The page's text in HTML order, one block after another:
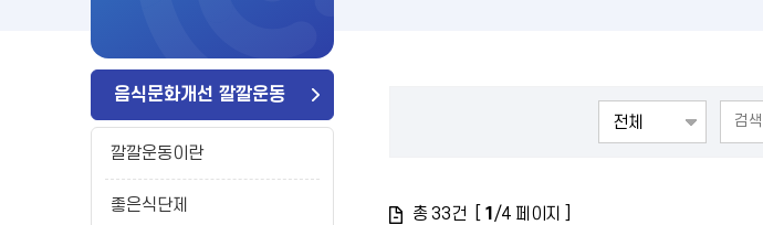
음식문화개선 깔깔운동
깔깔운동이란
좋은식단제 총33건 [ 1 /4 페이지 ]